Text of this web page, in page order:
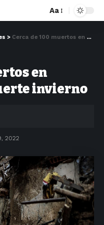
Aa
> Cerca de 100 muertos en Petrópolis por fuerte invierno
en
invierno
2022